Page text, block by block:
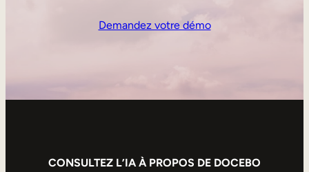
Demandez votre démo
CONSULTEZ L’IA À PROPOS DE DOCEBO